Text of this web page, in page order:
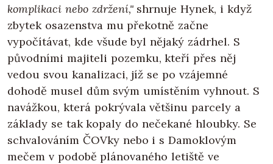
komplikaci nebo zdržení,"shrnuje Hynek, i když
zbytek osazenstva mu překotně začne
vypočítávat, kde všude byl nějaký zádrhel. S
původními majiteli pozemku, kteří přes něj
vedou svou kanalizaci, jíž se po vzájemné
dohodě musel dům svým umístěním vyhnout. S
navážkou, která pokrývala většinu parcely a
základy se tak kopaly do nečekané hloubky. Se
schvalováním ČOVky nebo i s Damoklovým
mečem v podobě plánovaného letiště ve